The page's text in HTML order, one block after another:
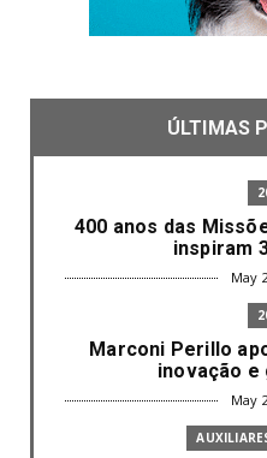
ÚLTIMAS
400 anos das
inspiram
May
Marconi Perillo
inovação e
May